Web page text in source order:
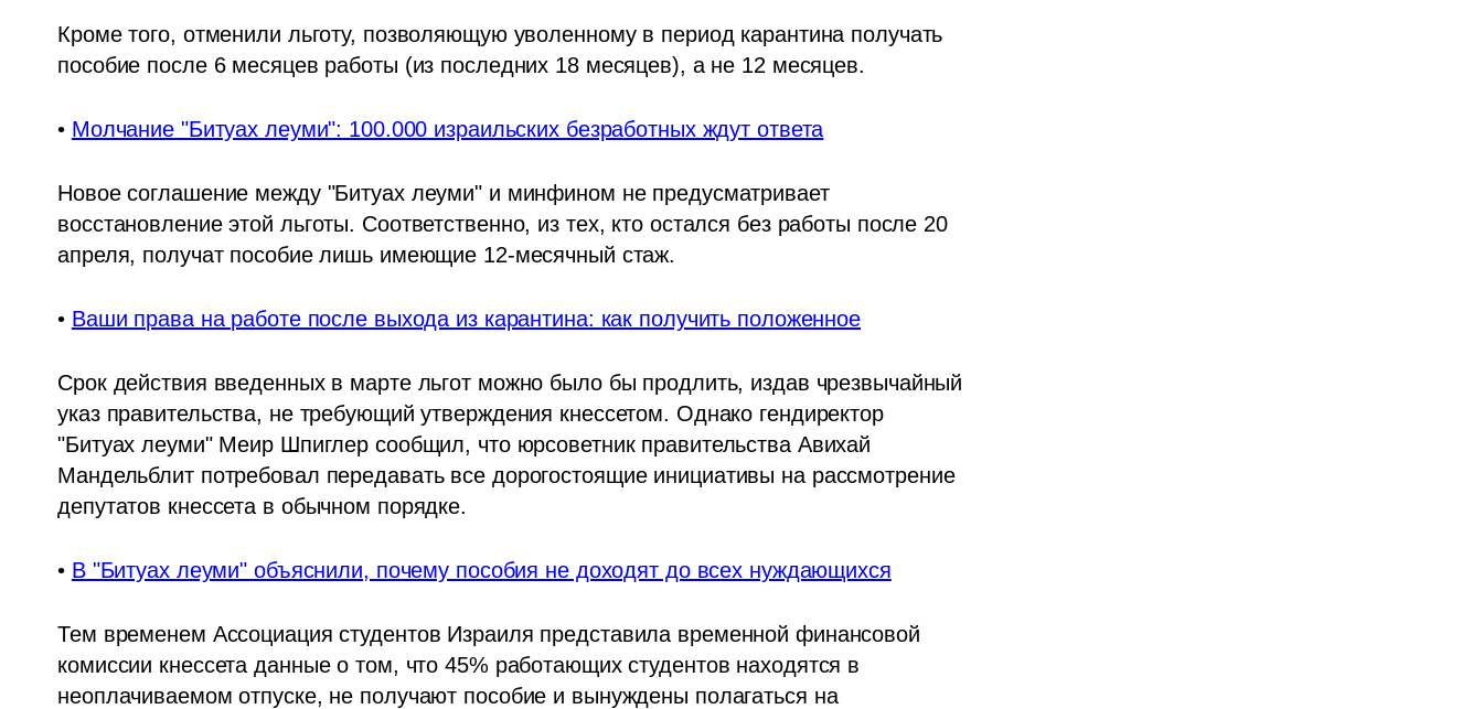
Кроме того, отменили льготу, позволяющую уволенному в период карантина получать
пособие после 6 месяцев работы (из последних 18 месяцев), а не 12 месяцев.
• Молчание "Битуах леуми": 100.000 израильских безработных ждут ответа
Новое соглашение между "Битуах леуми" и минфином не предусматривает
восстановление этой льготы. Соответственно, из тех, кто остался без работы после 20
апреля, получат пособие лишь имеющие 12-месячный стаж.
• Ваши права на работе после выхода из карантина: как получить положенное
Срок действия введенных в марте льгот можно было бы продлить, издав чрезвычайный
указ правительства, не требующий утверждения кнессетом. Однако гендиректор
"Битуах леуми" Меир Шпиглер сообщил, что юрсоветник правительства Авихай
Мандельблит потребовал передавать все дорогостоящие инициативы на рассмотрение
депутатов кнессета в обычном порядке.
• В "Битуах леуми" объяснили, почему пособия не доходят до всех нуждающихся
Тем временем Ассоциация студентов Израиля представила временной финансовой
комиссии кнессета данные о том, что 45% работающих студентов находятся в
неоплачиваемом отпуске, не получают пособие и вынуждены полагаться на